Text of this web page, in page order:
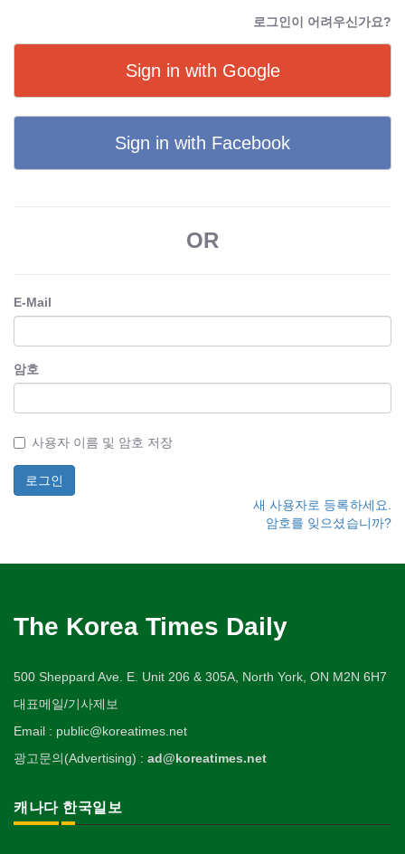
로그인이 어려우신가요?
Sign in with Google
Sign in with Facebook
OR
E-Mail
암호
사용자 이름 및 암호 저장
새 사용자로 등록하세요.
암호를 잊으셨습니까?
The Korea Times Daily
500 Sheppard Ave. E. Unit 206 & 305A, North York, ON M2N 6H7
대표메일/기사제보
Email : public@koreatimes.net
광고문의(Advertising) : ad@koreatimes.net
캐나다 한국일보